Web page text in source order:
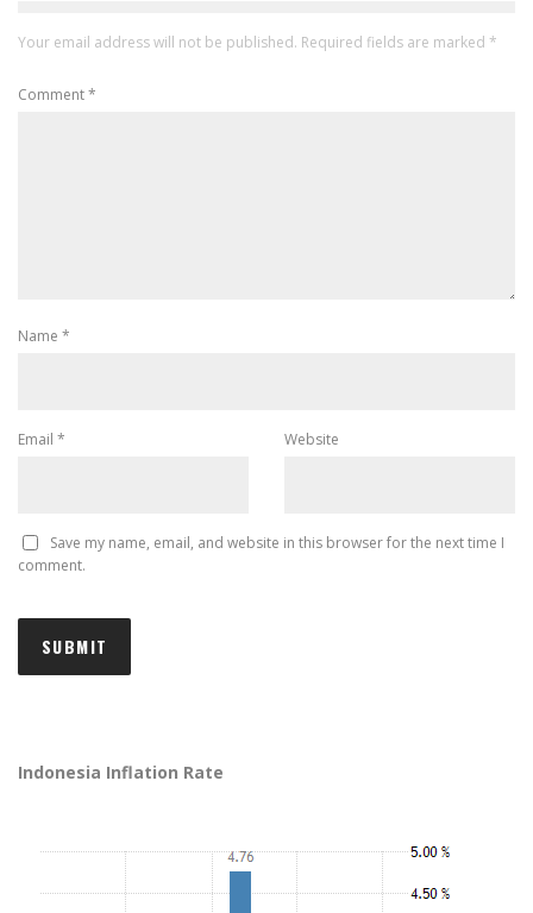
Your email address will not be published. Required fields are marked *
Comment*
Name *
Email * Website
Save my name, email, and website in this browser for the next time I
comment.
Indonesia Inflation Rate